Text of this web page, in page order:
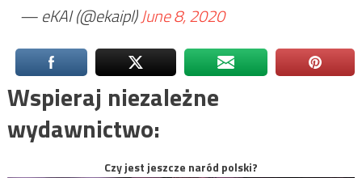
— eKAI (@ekaipl)June 8, 2020
Wspieraj niezależne
wydawnictwo:
Czy jest jeszcze naród polski?